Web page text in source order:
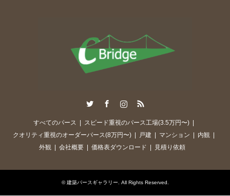
RSS
すべてのパース
スピード重視のパース工場(3.5万円〜)
クオリティ重視のオーダーパース(8万円〜)
戸建 マンション
内観
外観
会社概要 価格表ダウンロード 見積り依頼
©建築パースギャラリー . All Rights Reserved.